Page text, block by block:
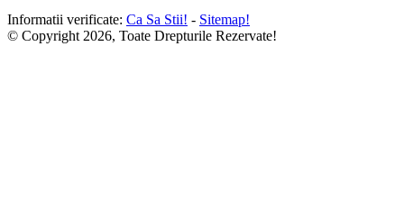
Informatii verificate: Ca Sa Stii! - Sitemap!
© Copyright 2026, Toate Drepturile Rezervate!